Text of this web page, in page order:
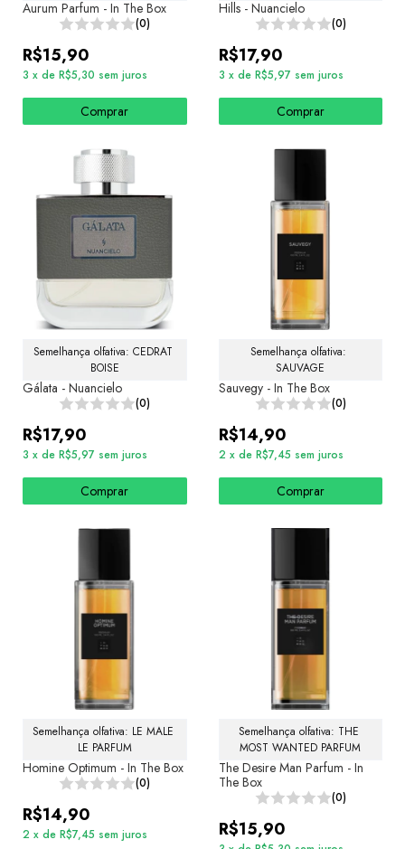
Aurum Parfum - In The Box
(0)
R$15,90
3 x de R$5,30 sem juros
Comprar
Hills - Nuancielo
(0)
R$17,90
3 x de R$5,97 sem juros
Comprar
Semelhança olfativa: CEDRAT
BOISE
Gálata - Nuancielo
(0)
R$17,90
3 x de R$5,97 sem juros
Comprar
Semelhança olfativa:
SAUVAGE
Sauvegy - In The Box
(0)
R$14,90
2 x de R$7,45 sem juros
Comprar
Semelhança olfativa: LE MALE
LE PARFUM
Homine Optimum - In The Box
(0)
R$14,90
2 x de R$7,45 sem juros
Semelhança olfativa: THE
MOST WANTED PARFUM
The Desire Man Parfum - In
The Box
(0)
R$15,90